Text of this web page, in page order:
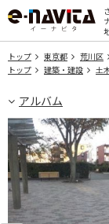
トップ 東京都 荒川区
トップ
建築・建設 土
アルバム